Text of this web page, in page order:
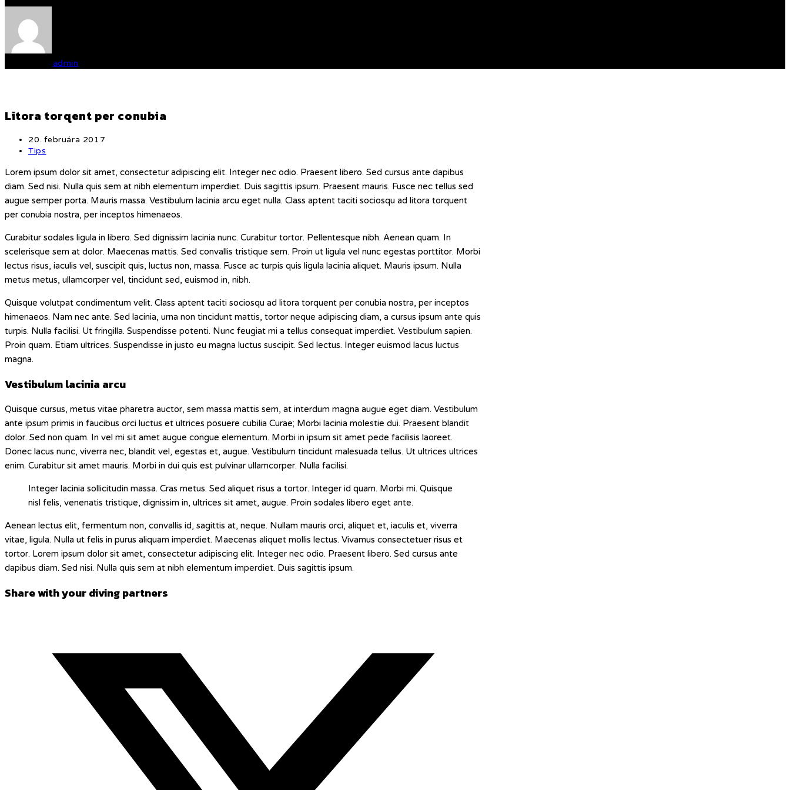
admin
Litora torqent per conubia
Post
published:
20. februára 2017
Post
Tips
Lorem ipsum dolor sit amet, consectetur adipiscing elit. Integer nec odio. Praesent libero. Sed cursus ante dapibus
diam. Sed nisi. Nulla quis sem at nibh elementum imperdiet. Duis sagittis ipsum. Praesent mauris. Fusce nec tellus sed
augue semper porta. Mauris massa. Vestibulum lacinia arcu eget nulla. Class aptent taciti sociosqu ad litora torquent
per conubia nostra, per inceptos himenaeos.
Curabitur sodales ligula in libero. Sed dignissim lacinia nunc. Curabitur tortor. Pellentesque nibh. Aenean quam. In
scelerisque sem at dolor. Maecenas mattis. Sed convallis tristique sem. Proin ut ligula vel nunc egestas porttitor. Morbi
lectus risus, iaculis vel, suscipit quis, luctus non, massa. Fusce ac turpis quis ligula lacinia aliquet. Mauris ipsum. Nulla
metus metus, ullamcorper vel, tincidunt sed, euismod in, nibh.
Quisque volutpat condimentum velit. Class aptent taciti sociosqu ad litora torquent per conubia nostra, per inceptos
himenaeos. Nam nec ante. Sed lacinia, urna non tincidunt mattis, tortor neque adipiscing diam, a cursus ipsum ante quis
turpis. Nulla facilisi. Ut fringilla. Suspendisse potenti. Nunc feugiat mi a tellus consequat imperdiet. Vestibulum sapien.
Proin quam. Etiam ultrices. Suspendisse in justo eu magna luctus suscipit. Sed lectus. Integer euismod lacus luctus
magna.
Vestibulum lacinia arcu
Quisque cursus, metus vitae pharetra auctor, sem massa mattis sem, at interdum magna augue eget diam. Vestibulum
ante ipsum primis in faucibus orci luctus et ultrices posuere cubilia Curae; Morbi lacinia molestie dui. Praesent blandit
dolor. Sed non quam. In vel mi sit amet augue congue elementum. Morbi in ipsum sit amet pede facilisis laoreet.
Donec lacus nunc, viverra nec, blandit vel, egestas et, augue. Vestibulum tincidunt malesuada tellus. Ut ultrices ultrices
enim. Curabitur sit amet mauris. Morbi in dui quis est pulvinar ullamcorper. Nulla facilisi.
Integer lacinia sollicitudin massa. Cras metus. Sed aliquet risus a tortor. Integer id quam. Morbi mi. Quisque
nisl felis, venenatis tristique, dignissim in, ultrices sit amet, augue. Proin sodales libero eget ante.
Aenean lectus elit, fermentum non, convallis id, sagittis at, neque. Nullam mauris orci, aliquet et, iaculis et, viverra
vitae, ligula. Nulla ut felis in purus aliquam imperdiet. Maecenas aliquet mollis lectus. Vivamus consectetuer risus et
tortor. Lorem ipsum dolor sit amet, consectetur adipiscing elit. Integer nec odio. Praesent libero. Sed cursus ante
dapibus diam. Sed nisi. Nulla quis sem at nibh elementum imperdiet. Duis sagittis ipsum.
Share with your diving partners